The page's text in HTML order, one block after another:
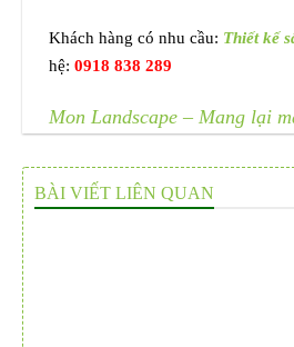
Khách hàng có nhu cầu: Thiết kế
hệ: 0918 838 289
Mon Landscape – Mang lại
BÀI VIẾT LIÊN QUAN